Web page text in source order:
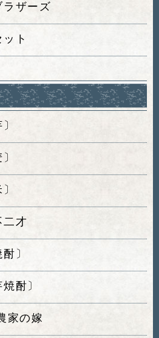
ラザーズ
ト
二才
〕
酎〕
家の嫁